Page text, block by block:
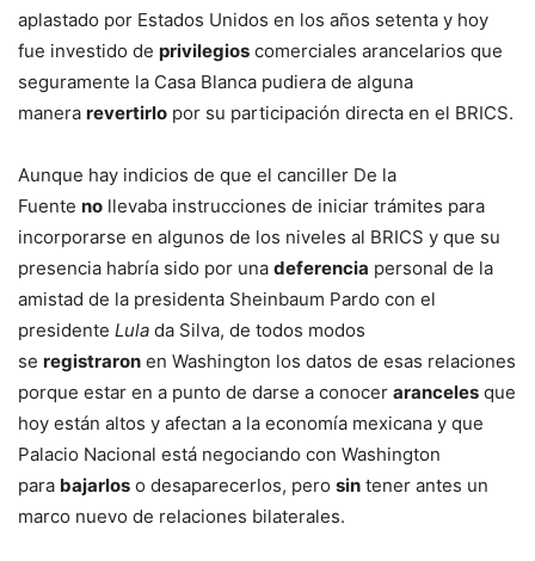
aplastado por Estados Unidos en los años setenta y hoy
fue investido de privilegios comerciales arancelarios que
seguramente la Casa Blanca pudiera de alguna
manera revertirlo por su participación directa en el BRICS.
Aunque hay indicios de que el canciller De la
Fuente no llevaba instrucciones de iniciar trámites para
incorporarse en algunos de los niveles al BRICS y que su
presencia habría sido por una deferencia personal de la
amistad de la presidenta Sheinbaum Pardo con el
presidente Lula da Silva, de todos modos
se registraron en Washington los datos de esas relaciones
porque estar en a punto de darse a conocer aranceles que
hoy están altos y afectan a la economía mexicana y que
Palacio Nacional está negociando con Washington
para bajarlos o desaparecerlos, pero sin tener antes un
marco nuevo de relaciones bilaterales.